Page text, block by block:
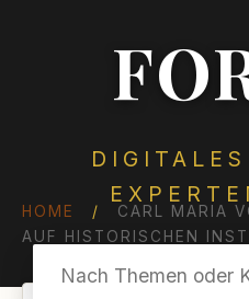
HOME /
CARL MARIA
AUF HISTORISCHEN